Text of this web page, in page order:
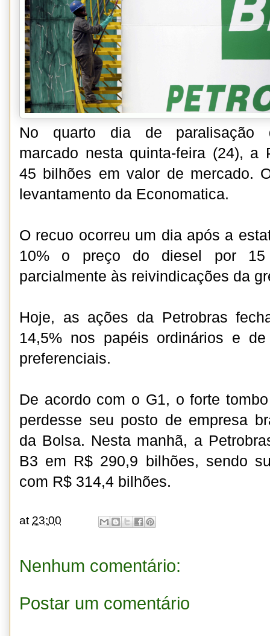
No quarto dia de paralisação
marcado nesta quinta-feira (24), a
45 bilhões em valor de mercado.
levantamento da Economatica.
O recuo ocorreu um dia após a
10% o preço do diesel por 15
parcialmente às reivindicações da
Hoje, as ações da Petrobras
14,5% nos papéis ordinários e
preferenciais.
De acordo com o G1, o forte
perdesse seu posto de empresa
da Bolsa. Nesta manhã, a
B3 em R$ 290,9 bilhões, sendo
com R$ 314,4 bilhões.
at 23:00
Nenhum comentário:
Postar um comentário